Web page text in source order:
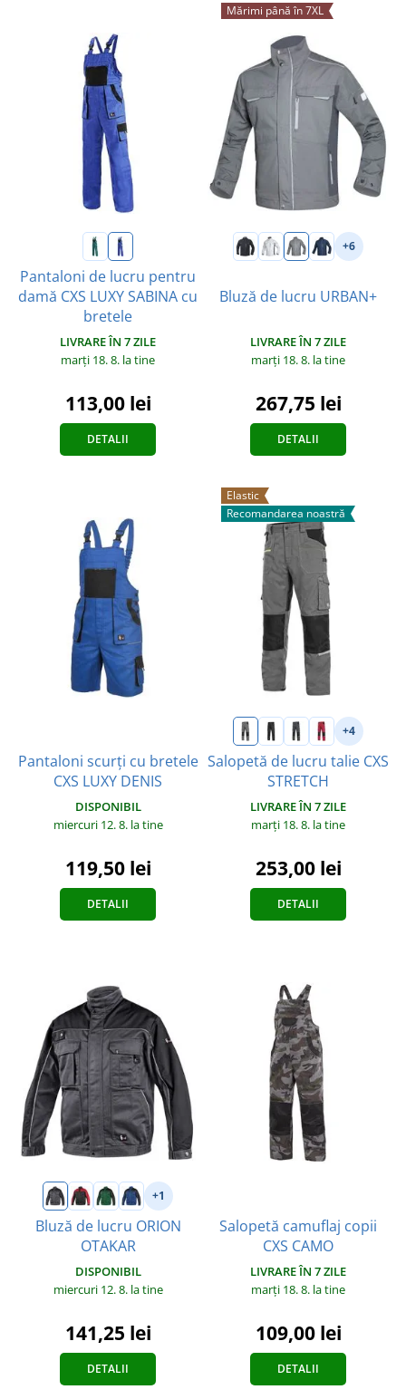
Pantaloni de lucru pentru
damă CXS LUXY SABINA cu
bretele
LIVRARE ÎN 7 ZILE
marți 18. 8. la tine
113,00 lei
DETALII
Mărimi până în 7XL
+6
Bluză de lucru URBAN+
LIVRARE ÎN 7 ZILE
marți 18. 8. la tine
267,75 lei
DETALII
Pantaloni scurți cu bretele
CXS LUXY DENIS
DISPONIBIL
miercuri 12. 8. la tine
119,50 lei
DETALII
Elastic
Recomandarea noastră
+4
Salopetă de lucru talie CXS
STRETCH
LIVRARE ÎN 7 ZILE
marți 18. 8. la tine
253,00 lei
DETALII
+1
Bluză de lucru ORION
OTAKAR
DISPONIBIL
miercuri 12. 8. la tine
141,25 lei
DETALII
Salopetă camuflaj copii
CXS CAMO
LIVRARE ÎN 7 ZILE
marți 18. 8. la tine
109,00 lei
DETALII